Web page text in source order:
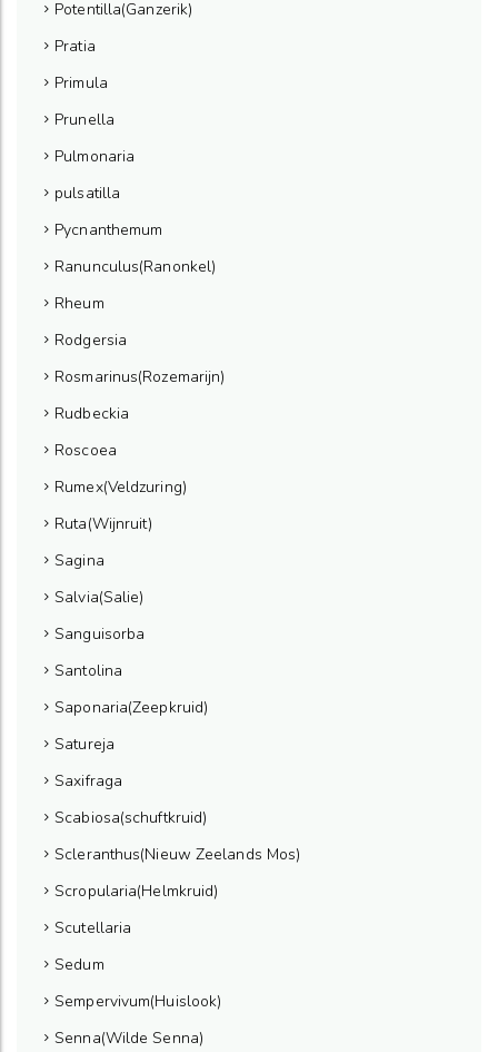
Potentilla(Ganzerik)
Pratia
Primula
Prunella
Pulmonaria
pulsatilla
Pycnanthemum
Ranunculus(Ranonkel)
Rheum
Rodgersia
Rosmarinus(Rozemarijn)
Rudbeckia
Roscoea
Rumex(Veldzuring)
Ruta(Wijnruit)
Sagina
Salvia(Salie)
Sanguisorba
Santolina
Saponaria(Zeepkruid)
Satureja
Saxifraga
Scabiosa(schuftkruid)
Scleranthus(Nieuw Zeelands Mos)
Scropularia(Helmkruid)
Scutellaria
Sedum
Sempervivum(Huislook)
Senna(Wilde Senna)